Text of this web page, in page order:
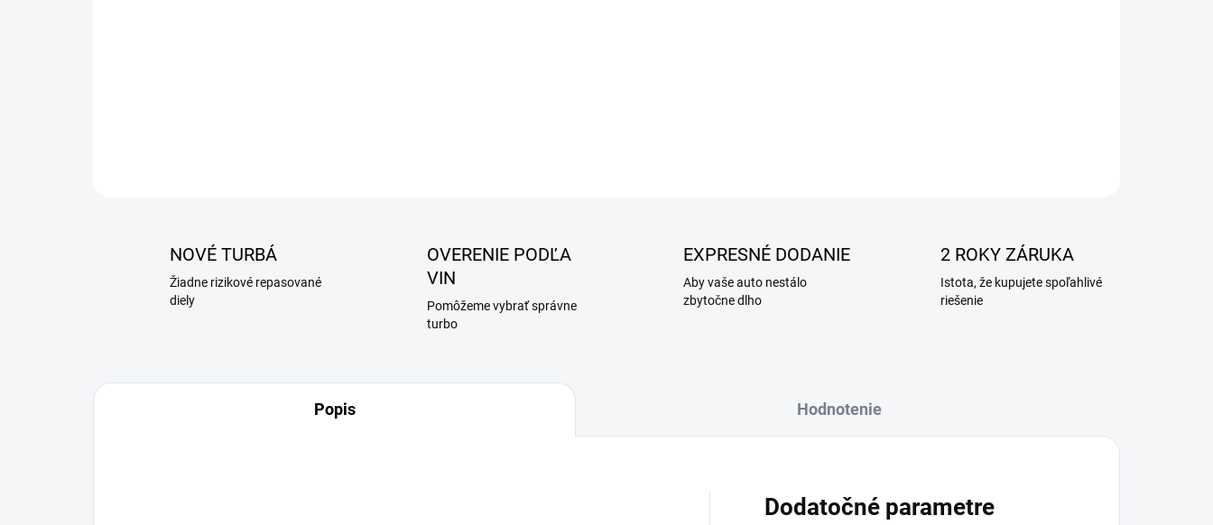
NOVÉ TURBÁ
Žiadne rizikové repasované
diely
OVERENIE PODĽA
VIN
Pomôžeme vybrať správne
turbo
EXPRESNÉ DODANIE
Aby vaše auto nestálo
zbytočne dlho
2 ROKY ZÁRUKA
Istota, že kupujete spoľahlivé
riešenie
Popis Hodnotenie
Dodatočné parametre